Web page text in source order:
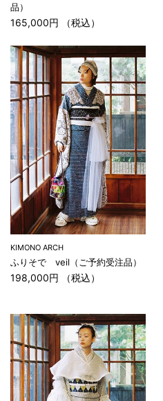
品）
165,000円 （税込）
KIMONO ARCH
ふりそで veil（ご予約受注品）
198,000円 （税込）